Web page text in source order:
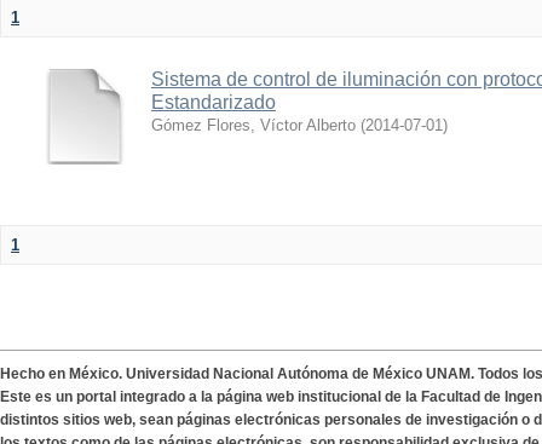
1
Sistema de control de iluminación con
Estandarizado
Gómez Flores, Víctor Alberto (2014-07-01)
1
Hecho en México. Universidad Nacional Autónoma de México UNAM. Todos
Este es un portal integrado a la página web institucional de la Facultad de
distintos sitios web, sean páginas electrónicas personales de investigación o